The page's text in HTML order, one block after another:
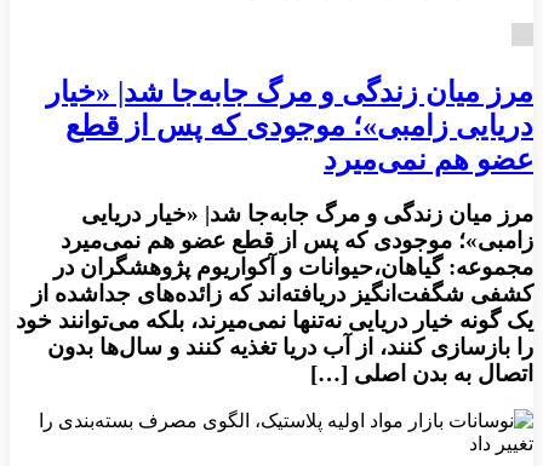
مرز میان زندگی و مرگ جابه‌جا شد| «خیار
دریایی زامبی»؛ موجودی که پس از قطع
عضو هم نمی‌میرد
مرز میان زندگی و مرگ جابه‌جا شد| «خیار دریایی
زامبی»؛ موجودی که پس از قطع عضو هم نمی‌میرد
مجموعه: گیاهان،حیوانات و آکواریوم پژوهشگران در
کشفی شگفت‌انگیز دریافته‌اند که زائده‌های جداشده از
یک گونه خیار دریایی نه‌تنها نمی‌میرند، بلکه می‌توانند خود
را بازسازی کنند، از آب دریا تغذیه کنند و سال‌ها بدون
اتصال به بدن اصلی […]